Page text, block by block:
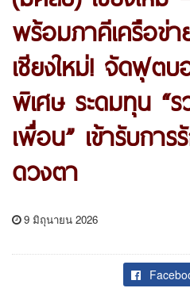
พร้อมภาคีเครือข่า
เชียงใหม่! จัดฟุต
พิเศษ ระดมทุน “ร
เพื่อน” เข้ารับกา
ดวงตา
9 มิถุนายน 2026